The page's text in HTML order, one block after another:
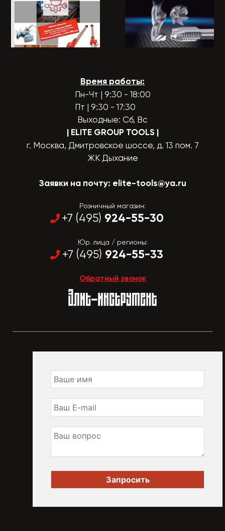
Время работы:
Пн-Чт | 9:30 - 18:00
Пт | 9:30 - 17:30
Выходные: Сб, Вс
| ELITE GROUP TOOLS |
г. Москва, Дмитровское шоссе, д. 13 пом. 7
ЖК Дыхание
Заявки на почту: elite-tools@ya.ru
Розничный магазин:
+7 (495) 924-55-30
Юр. лица / регионы:
+7 (495) 924-55-33
Обратный звонок